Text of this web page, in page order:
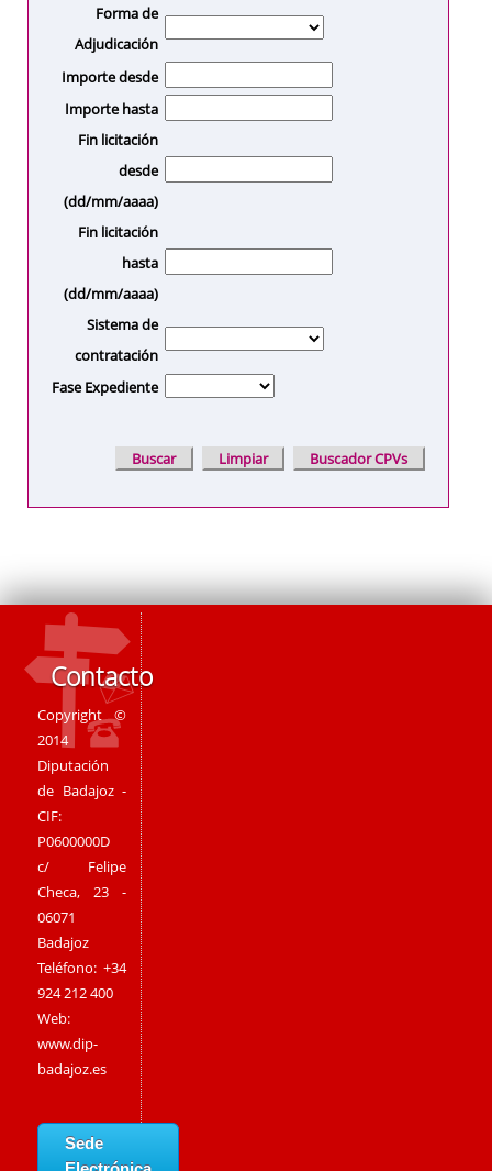
Forma de
Adjudicación
Importe desde
Importe hasta
Fin licitación
desde
(dd/mm/aaaa)
Fin licitación
hasta
(dd/mm/aaaa)
Sistema de
contratación
Fase Expediente
Contacto
Copyright ©
2014
Diputación
de Badajoz -
CIF:
P0600000D
c/ Felipe
Checa, 23 -
06071
Badajoz
Teléfono: +34
924 212 400
Web:
www.dip-
badajoz.es
Sede